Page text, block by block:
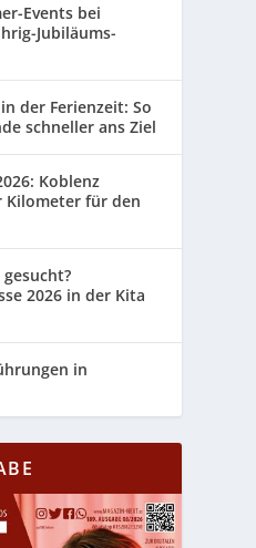
Events bei
Jubiläums-
der Ferienzeit: So
schneller ans Ziel
Koblenz
Kilometer für den
2026 in der Kita
in